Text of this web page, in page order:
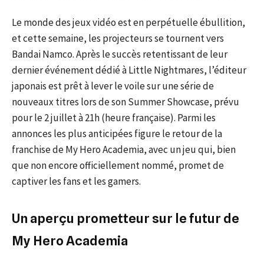
Le monde des jeux vidéo est en perpétuelle ébullition,
et cette semaine, les projecteurs se tournent vers
Bandai Namco. Après le succès retentissant de leur
dernier événement dédié à Little Nightmares, l’éditeur
japonais est prêt à lever le voile sur une série de
nouveaux titres lors de son Summer Showcase, prévu
pour le 2 juillet à 21h (heure française). Parmi les
annonces les plus anticipées figure le retour de la
franchise de My Hero Academia, avec un jeu qui, bien
que non encore officiellement nommé, promet de
captiver les fans et les gamers.
Un aperçu prometteur sur le futur de
My Hero Academia